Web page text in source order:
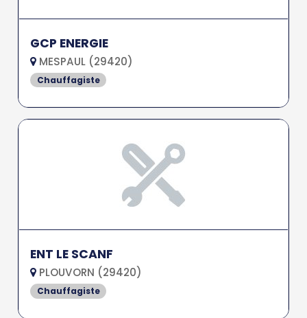
GCP ENERGIE
MESPAUL (29420)
Chauffagiste
ENT LE SCANF
PLOUVORN (29420)
Chauffagiste